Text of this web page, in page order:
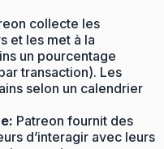
collecte les
et les met à la
un pourcentage
transaction). Les
selon un calendrier
Patreon fournit des
d’interagir avec leurs